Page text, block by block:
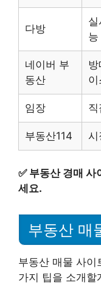
다방
능
네이버 부
동산
이
임장
부동산114 시
✅ 부동산 경매 사
세요.
부동산 매
부동산 매물 사이
가지 팁을 소개할